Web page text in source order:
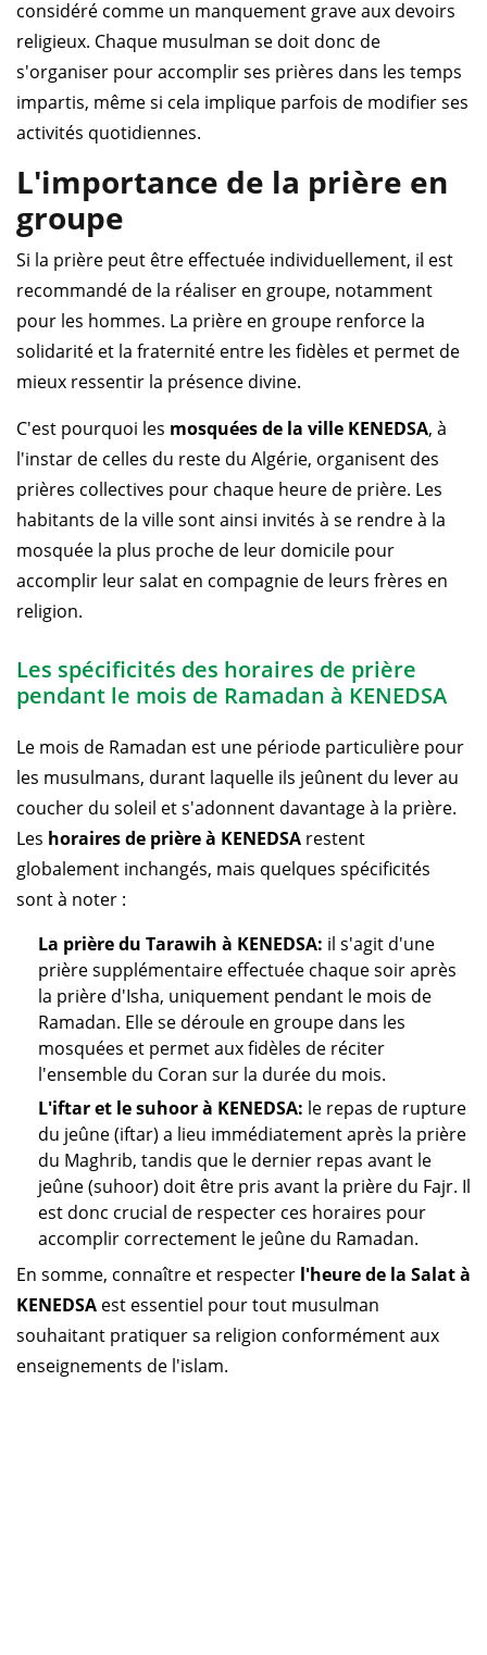
considéré comme un manquement grave aux devoirs
religieux. Chaque musulman se doit donc de
s'organiser pour accomplir ses prières dans les temps
impartis, même si cela implique parfois de modifier ses
activités quotidiennes.
L'importance de la prière en
groupe
Si la prière peut être effectuée individuellement, il est
recommandé de la réaliser en groupe, notamment
pour les hommes. La prière en groupe renforce la
solidarité et la fraternité entre les fidèles et permet de
mieux ressentir la présence divine.
C'est pourquoi les mosquées de la ville KENEDSA, à
l'instar de celles du reste du Algérie, organisent des
prières collectives pour chaque heure de prière. Les
habitants de la ville sont ainsi invités à se rendre à la
mosquée la plus proche de leur domicile pour
accomplir leur salat en compagnie de leurs frères en
religion.
Les spécificités des horaires de prière
pendant le mois de Ramadan à KENEDSA
Le mois de Ramadan est une période particulière pour
les musulmans, durant laquelle ils jeûnent du lever au
coucher du soleil et s'adonnent davantage à la prière.
Les horaires de prière à KENEDSA restent
globalement inchangés, mais quelques spécificités
sont à noter :
La prière du Tarawih à KENEDSA: il s'agit d'une
prière supplémentaire effectuée chaque soir après
la prière d'Isha, uniquement pendant le mois de
Ramadan. Elle se déroule en groupe dans les
mosquées et permet aux fidèles de réciter
l'ensemble du Coran sur la durée du mois.
L'iftar et le suhoor à KENEDSA: le repas de rupture
du jeûne (iftar) a lieu immédiatement après la prière
du Maghrib, tandis que le dernier repas avant le
jeûne (suhoor) doit être pris avant la prière du Fajr. Il
est donc crucial de respecter ces horaires pour
accomplir correctement le jeûne du Ramadan.
En somme, connaître et respecter l'heure de la Salat à
KENEDSA est essentiel pour tout musulman
souhaitant pratiquer sa religion conformément aux
enseignements de l'islam.